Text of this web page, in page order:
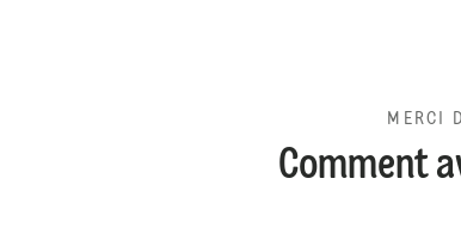
MERCI
Comment